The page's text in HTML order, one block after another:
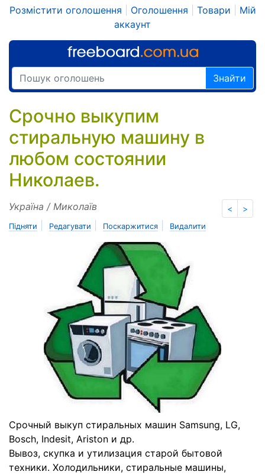
Розмістити оголошення Оголошення Товари
Мій
аккаунт
Знайти
Срочно выкупим
стиральную машину в
любом состоянии
Николаев.
< >
Україна / Миколаїв
Підняти Редагувати Поскаржитися Видалити
Срочный выкуп стиральных машин Samsung, LG,
Bosch, Indesit, Ariston и др.
Вывоз, скупка и утилизация старой бытовой
техники. Холодильники, стиральные машины,